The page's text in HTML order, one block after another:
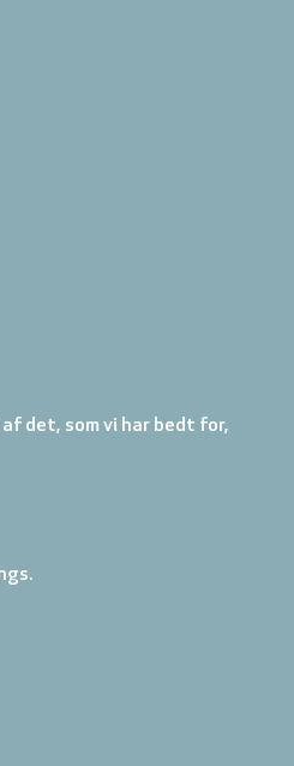
det, som vi har bedt for,